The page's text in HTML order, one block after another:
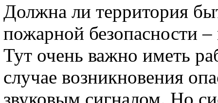
Должна ли территория
пожарной безопасности
Тут очень важно иметь
случае возникновения
звуковым сигналом. Но